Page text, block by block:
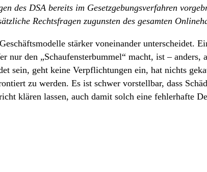
des DSA bereits im Gesetzgebungsverfahren
Rechtsfragen zugunsten des gesamten
stärker voneinander unterscheidet.
nur den „Schaufensterbummel“ macht, ist –
sein, geht keine Verpflichtungen ein, hat nichts
zu werden. Es ist schwer vorstellbar, dass
klären lassen, auch damit solch eine fehlerhafte